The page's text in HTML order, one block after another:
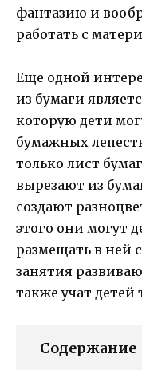
фантазию и
работать с
Еще одной
из бумаги
которую дети
бумажных
только лист
вырезают из
создают
этого они могут
размещать в ней
занятия
также учат
Содержание